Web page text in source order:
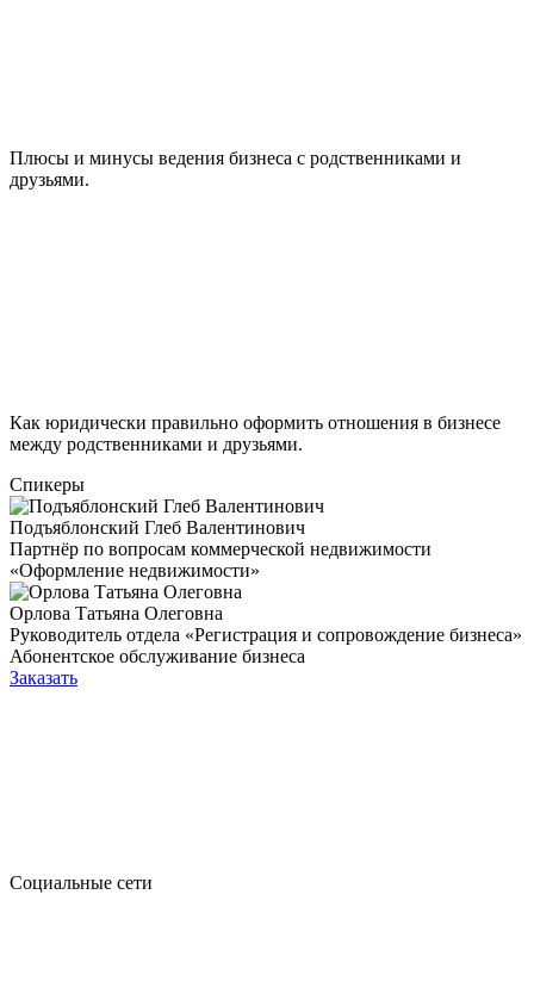
Плюсы и минусы ведения бизнеса с родственниками и
друзьями.
Как юридически правильно оформить отношения в бизнесе
между родственниками и друзьями.
Спикеры
Подъяблонский Глеб Валентинович
Партнёр по вопросам коммерческой недвижимости
«Оформление недвижимости»
Орлова Татьяна Олеговна
Руководитель отдела «Регистрация и сопровождение бизнеса»
Абонентское обслуживание бизнеса
Заказать
Социальные сети